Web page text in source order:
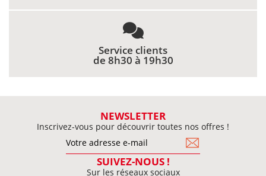
Service clients
de 8h30 à 19h30
NEWSLETTER
Inscrivez-vous pour découvrir toutes nos offres !
SUIVEZ-NOUS !
Sur les réseaux sociaux